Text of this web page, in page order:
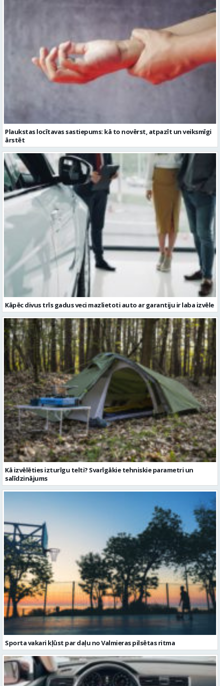
Plaukstas locītavas sastiepums: kā to novērst, atpazīt un veiksmīgi
Kāpēc divus trīs gadus veci mazlietoti auto ar garantiju ir laba izvēle
Kā izvēlēties izturīgu telti? Svarīgākie tehniskie parametri un
salīdzinājums
Sporta vakari kļūst par daļu no Valmieras pilsētas ritma